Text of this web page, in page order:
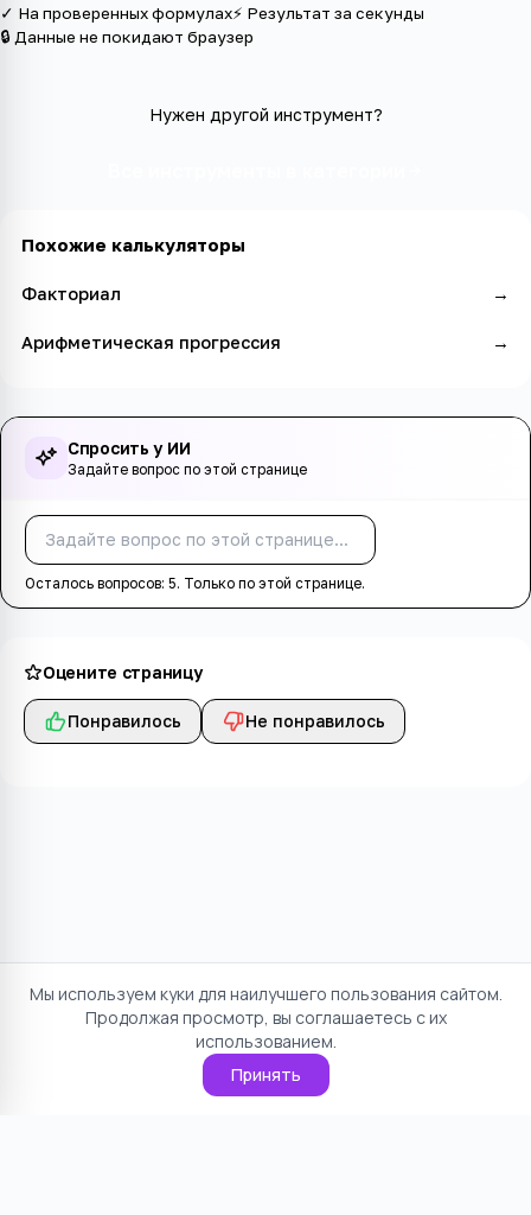
✓ На проверенных формулах⚡ Результат за секунды
🔒 Данные не покидают браузер
Нужен другой инструмент?
Похожие калькуляторы
Факториал →
Арифметическая прогрессия →
Спросить у ИИ
Задайте вопрос по этой странице
Осталось вопросов: 5. Только по этой странице.
Оцените страницу
Понравилось Не понравилось
Мы используем куки для наилучшего пользования сайтом.
Продолжая просмотр, вы соглашаетесь с их
использованием.
Принять